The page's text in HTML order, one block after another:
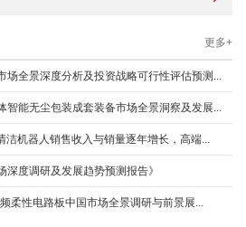
更多+
场全景深度分析及投资战略可行性评估预测...
智能无尘包装成套装备市场全景洞察及发展...
洁机器人销售收入与销量逐年增长，高端...
深度调研及发展趋势预测报告》
柔性电路板中国市场全景调研与前景展...